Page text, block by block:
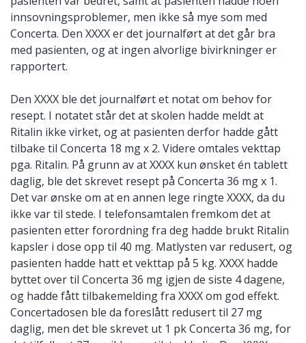
innsovningsproblemer, men ikke så mye som med
Concerta. Den XXXX er det journalført at det går bra
med pasienten, og at ingen alvorlige bivirkninger er
rapportert.
Den XXXX ble det journalført et notat om behov for
resept. I notatet står det at skolen hadde meldt at
Ritalin ikke virket, og at pasienten derfor hadde gått
tilbake til Concerta 18 mg x 2. Videre omtales vekttap
pga. Ritalin. På grunn av at XXXX kun ønsket én tablett
daglig, ble det skrevet resept på Concerta 36 mg x 1.
Det var ønske om at en annen lege ringte XXXX, da du
ikke var til stede. I telefonsamtalen fremkom det at
pasienten etter forordning fra deg hadde brukt Ritalin
kapsler i dose opp til 40 mg. Matlysten var redusert, og
pasienten hadde hatt et vekttap på 5 kg. XXXX hadde
byttet over til Concerta 36 mg igjen de siste 4 dagene,
og hadde fått tilbakemelding fra XXXX om god effekt.
Concertadosen ble da foreslått redusert til 27 mg
daglig, men det ble skrevet ut 1 pk Concerta 36 mg, for